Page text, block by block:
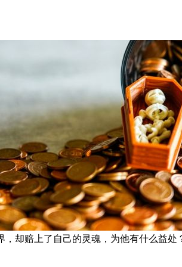
，却赔上了自己的灵魂，为他有什么益处